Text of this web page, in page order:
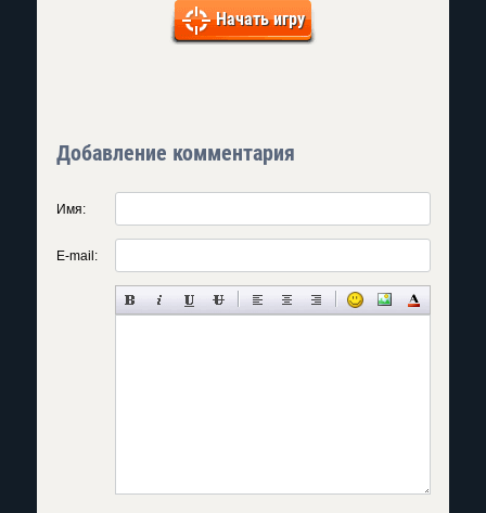
Начать игру
Добавление комментария
Имя:
E-mail: